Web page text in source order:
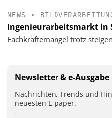
NEWS •
Ingenieurarbeitsmarkt in
Fachkräftemangel trotz
Newsletter & e-Ausgabe
Nachrichten, Trends und
neuesten E-paper.